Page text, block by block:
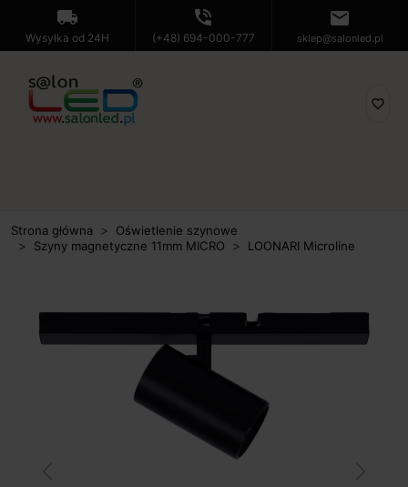
local_shipping
Wysyłka od 24H
phone_in_talk
(+48) 694-000-777
mail
sklep@salonled.pl
favorite_border
Strona główna
Oświetlenie szynowe
Szyny magnetyczne 11mm MICRO
LOONARI Microline